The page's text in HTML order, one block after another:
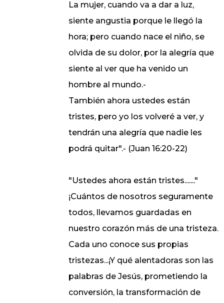
La mujer, cuando va a dar a luz,
siente angustia porque le llegó la
hora; pero cuando nace el niño, se
olvida de su dolor, por la alegría que
siente al ver que ha venido un
hombre al mundo.-
También ahora ustedes están
tristes, pero yo los volveré a ver, y
tendrán una alegría que nadie les
podrá quitar".- (Juan 16:20-22)
"Ustedes ahora están tristes......."
¡Cuántos de nosotros seguramente
todos, llevamos guardadas en
nuestro corazón más de una tristeza.
Cada uno conoce sus propias
tristezas...¡Y qué alentadoras son las
palabras de Jesús, prometiendo la
conversión, la transformación de